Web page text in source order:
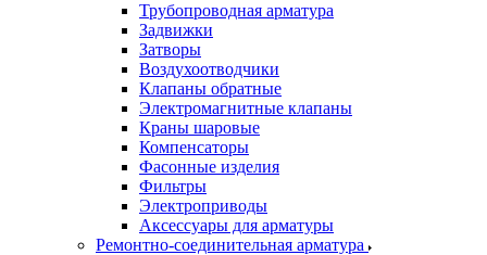
Трубопроводная арматура
Задвижки
Затворы
Воздухоотводчики
Клапаны обратные
Электромагнитные клапаны
Краны шаровые
Компенсаторы
Фасонные изделия
Фильтры
Электроприводы
Аксессуары для арматуры
Ремонтно-соединительная арматура